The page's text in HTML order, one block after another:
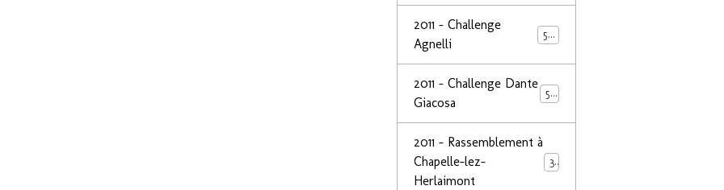
2011 - Challenge
Agnelli
50
2011 - Challenge Dante
Giacosa
50
2011 - Rassemblement à
Chapelle-lez-
Herlaimont
32